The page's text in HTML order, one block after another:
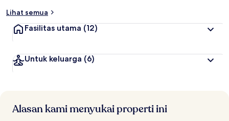
i
r
a
Lihat semua
Fasilitas utama (12)
Untuk keluarga (6)
Alasan kami menyukai properti ini